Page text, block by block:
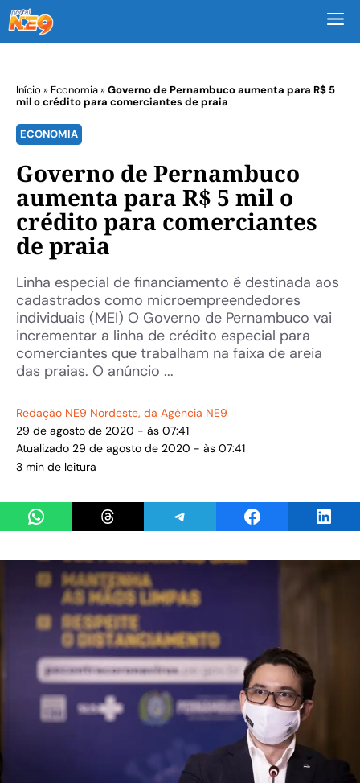
Início » Economia»Governo de Pernambuco aumenta para R$ 5
mil o crédito para comerciantes de praia
ECONOMIA
Governo de Pernambuco
aumenta para R$ 5 mil o
crédito para comerciantes
de praia
Linha especial de financiamento é destinada aos
cadastrados como microempreendedores
individuais (MEI) O Governo de Pernambuco vai
incrementar a linha de crédito especial para
comerciantes que trabalham na faixa de areia
das praias. O anúncio ...
Redação NE9 Nordeste, da Agência NE9
29 de agosto de 2020 - às 07:41
Atualizado 29 de agosto de 2020 - às 07:41
3 min de leitura
Share on WhatsAppShare on ThreadsShare on TelegramShare on Facebook